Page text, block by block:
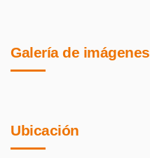
Galería de imágenes
Ubicación